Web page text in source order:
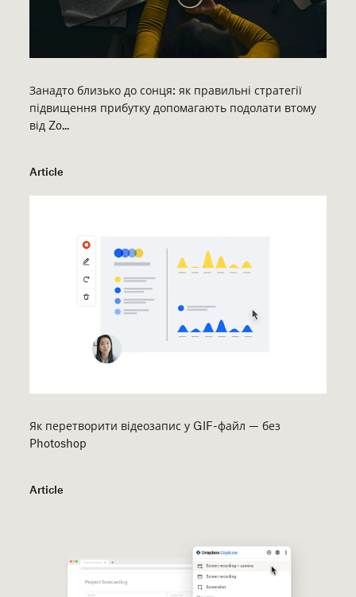
Занадто близько до сонця: як правильні стратегії
підвищення прибутку допомагають подолати втому
від Zo...
Article
Як перетворити відеозапис у GIF-файл — без
Photoshop
Article